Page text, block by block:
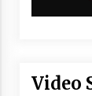
Video